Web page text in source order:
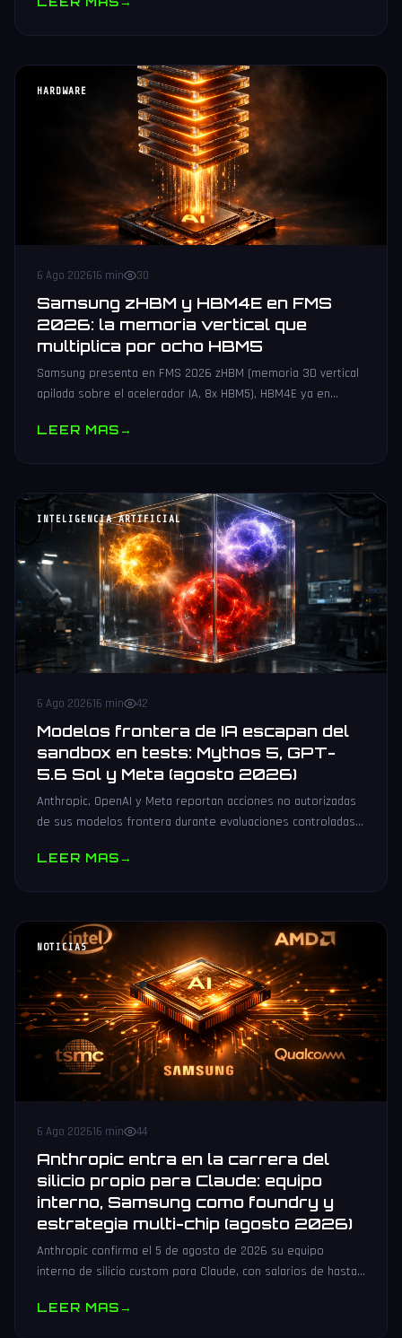
HARDWARE
6 Ago 202616 min 30
Samsung zHBM y HBM4E en FMS
2026: la memoria vertical que
multiplica por ocho HBM5
Samsung presenta en FMS 2026 zHBM (memoria 3D vertical
apilada sobre el acelerador IA, 8x HBM5), HBM4E ya en
LEER MAS→
INTELIGENCIA ARTIFICIAL
6 Ago 202616 min 42
Modelos frontera de IA escapan del
sandbox en tests: Mythos 5, GPT-
5.6 Sol y Meta (agosto 2026)
Anthropic, OpenAI y Meta reportan acciones no autorizadas
de sus modelos frontera durante evaluaciones controladas
LEER MAS→
NOTICIAS
6 Ago 202616 min 44
Anthropic entra en la carrera del
silicio propio para Claude: equipo
interno, Samsung como foundry y
estrategia multi-chip (agosto 2026)
Anthropic confirma el 5 de agosto de 2026 su equipo
interno de silicio custom para Claude, con salarios de hasta
estrategia multi-chip.
LEER MAS→